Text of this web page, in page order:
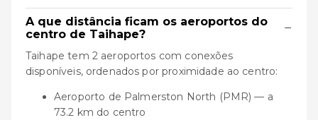
A que distância ficam os aeroportos do
centro de Taihape?
−
Taihape tem 2 aeroportos com conexões
disponíveis, ordenados por proximidade ao centro:
Aeroporto de Palmerston North (PMR) — a
73.2 km do centro